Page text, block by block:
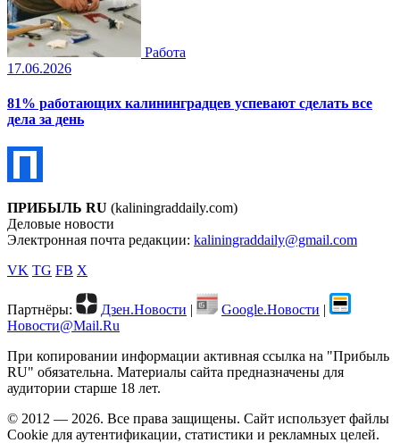
Работа
17.06.2026
81% работающих калининградцев успевают сделать все
дела за день
ПРИБЫЛЬ RU (kaliningraddaily.com)
Деловые новости
Электронная почта редакции: kaliningraddaily@gmail.com
VK TG FB X
Партнёры: Дзен.Новости | Google.Новости |
Новости@Mail.Ru
При копировании информации активная ссылка на "Прибыль
RU" обязательна. Материалы сайта предназначены для
аудитории старше 18 лет.
© 2012 — 2026. Все права защищены. Сайт использует файлы
Cookie для аутентификации, статистики и рекламных целей.